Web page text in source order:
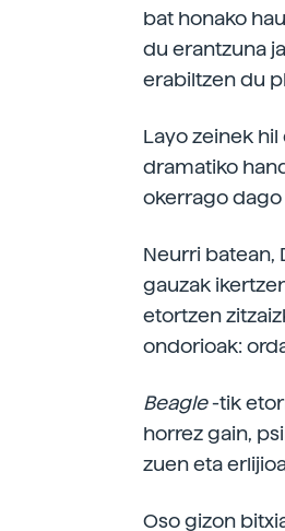
bat honako
du erantzuna
erabiltzen du
Layo zeinek
dramatiko
okerrago dago
Neurri batean,
gauzak
etortzen
ondorioak:
Beagle-tik
horrez gain,
zuen eta
Oso gizon